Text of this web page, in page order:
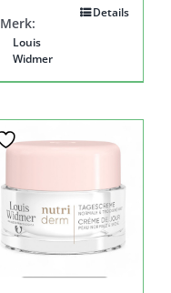
Details
Merk:
Louis
Widmer